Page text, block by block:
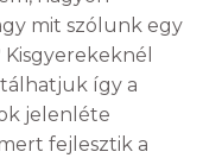
mit szólunk egy
Kisgyerekeknél
így a
jelenléte
fejlesztik a